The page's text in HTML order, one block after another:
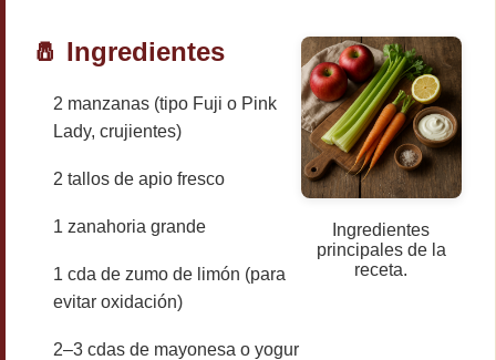
🧂 Ingredientes
2 manzanas (tipo Fuji o Pink
Lady, crujientes)
2 tallos de apio fresco
1 zanahoria grande
1 cda de zumo de limón (para
evitar oxidación)
2–3 cdas de mayonesa o yogur
Ingredientes
principales de la
receta.